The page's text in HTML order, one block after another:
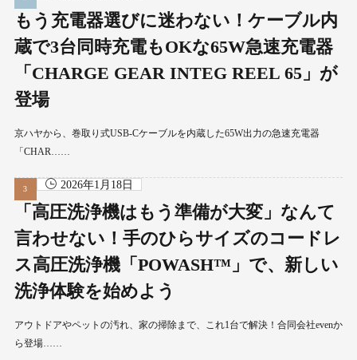
もう充電器選びに迷わない！ケーブル内
蔵で3台同時充電もOKな65W急速充電器
「CHARGE GEAR INTEG REEL 65」が
登場
京ハヤから、巻取り式USB-Cケーブルを内蔵した65W出力の急速充電器
「CHAR……
2026年1月18日
「高圧洗浄機はもう準備が大変」なんて
言わせない！手のひらサイズのコードレ
ス高圧洗浄機「POWASH™」で、新しい
洗浄体験を始めよう
アウトドアやペットの汚れ、家の掃除まで、これ1台で解決！合同会社evenか
ら登場……